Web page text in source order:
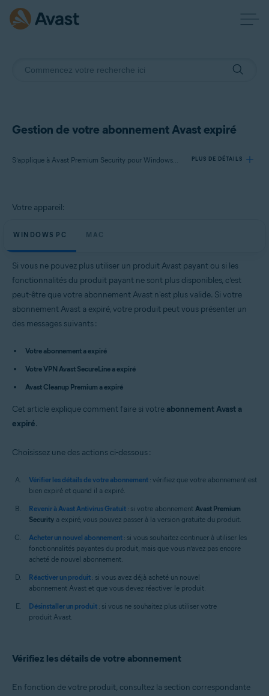
Gestion de votre abonnement Avast expiré
S’applique à Avast Premium Security pour Windows, VPN Avast SecureLine pour Windows, Avast Cleanup Premium pour Windows, Avast AntiTrack pour Windows, Avast Premium Security pour Mac, VPN Avast SecureLine pour Mac, Avast Cleanup Premium pour Mac, Avast AntiTrack pour Mac PLUS DE DÉTAILS
Produits:
VPN Avast SecureLine 5.x pour Windows
Avast AntiTrack 5.x pour Windows
Avast Premium Security 14.x pour Mac
VPN Avast SecureLine 4.x pour Mac
Avast Cleanup Premium 4.x pour Mac
Avast AntiTrack 3.x pour Mac
Microsoft Windows 11 Home / Pro / Enterprise / Education
Éducation (32/64 bits)
Microsoft Windows 8.1/Professionnel/Entreprise (32/64 bits)
Microsoft Windows 7 Édition Familiale Basique/Édition Familiale
Premium/Professionnel/Entreprise/Édition Intégrale - Service Pack 1
(32/64 bits)
Apple macOS 12.x (Monterey)
Apple macOS 10.14.x (Mojave)
Apple macOS 10.13.x (High Sierra)
Apple mac OS X 10.11.x (El Capitan)
Apple mac OS X 10.10.x (Yosemite)
Votre appareil:
WINDOWS PC MAC
Si vous ne pouvez plus utiliser un produit Avast payant ou si les
fonctionnalités du produit payant ne sont plus disponibles, c’est
peut-être que votre abonnement Avast n'est plus valide. Si votre
abonnement Avast a expiré, votre produit peut vous présenter un
des messages suivants :
Votre abonnement a expiré
Votre VPN Avast SecureLine a expiré
Avast Cleanup Premium a expiré
Cet article explique comment faire si votre abonnement Avast a
expiré.
Choisissez une des actions ci-dessous :
Vérifier les détails de votre abonnement : vérifiez que votre abonnement est
bien expiré et quand il a expiré.
Revenir à Avast Antivirus Gratuit : si votre abonnement Avast Premium
Security a expiré, vous pouvez passer à la version gratuite du produit.
Acheter un nouvel abonnement : si vous souhaitez continuer à utiliser les
fonctionnalités payantes du produit, mais que vous n’avez pas encore
acheté de nouvel abonnement.
Réactiver un produit : si vous avez déjà acheté un nouvel
abonnement Avast et que vous devez réactiver le produit.
Désinstaller un produit : si vous ne souhaitez plus utiliser votre
produit Avast.
Vérifiez les détails de votre abonnement
En fonction de votre produit, consultez la section correspondante